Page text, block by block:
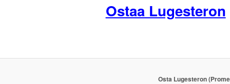
Ostaa Lugesteron
Osta Lugesteron